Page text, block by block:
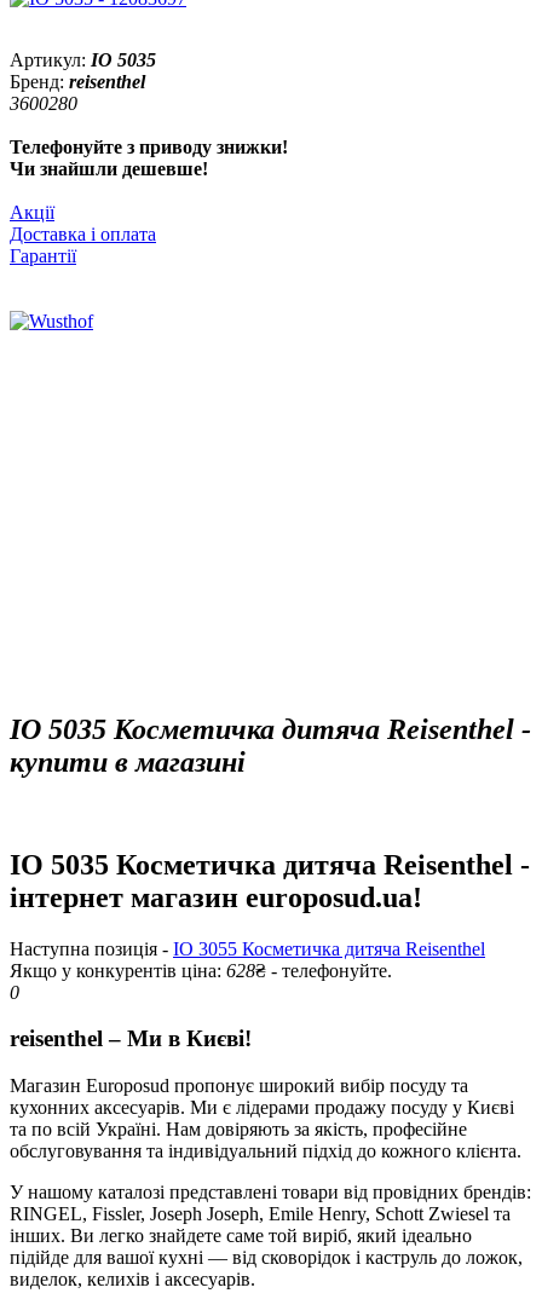
Артикул: IO 5035
Бренд: reisenthel
3600280
Телефонуйте з приводу знижки!
Чи знайшли дешевше!
Акції
Доставка і оплата
Гарантії
IO 5035 Косметичка дитяча Reisenthel -
купити в магазині
IO 5035 Косметичка дитяча Reisenthel -
інтернет магазин europosud.ua!
Наступна позиція - IO 3055 Косметичка дитяча Reisenthel
Якщо у конкурентів ціна: 628₴ - телефонуйте.
0
reisenthel – Ми в Києві!
Магазин Europosud пропонує широкий вибір посуду та
кухонних аксесуарів. Ми є лідерами продажу посуду у Києві
та по всій Україні. Нам довіряють за якість, професійне
обслуговування та індивідуальний підхід до кожного клієнта.
У нашому каталозі представлені товари від провідних брендів:
RINGEL, Fissler, Joseph Joseph, Emile Henry, Schott Zwiesel та
інших. Ви легко знайдете саме той виріб, який ідеально
підійде для вашої кухні — від сковорідок і каструль до ложок,
виделок, келихів і аксесуарів.